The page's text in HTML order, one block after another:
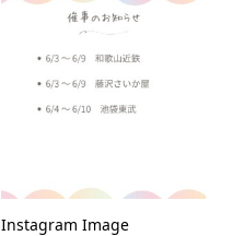
Instagram Image